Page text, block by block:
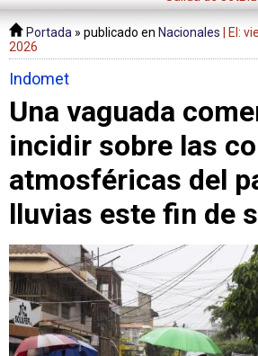
Portada » publicado en Nacionales
| El:
2026
Indomet
Una vaguada
incidir sobre las
atmosféricas del
lluvias este fin de